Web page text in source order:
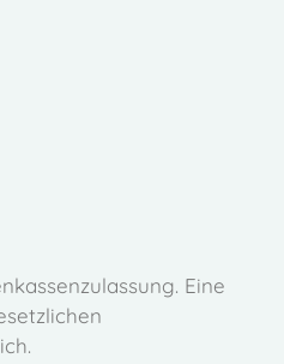
Eine